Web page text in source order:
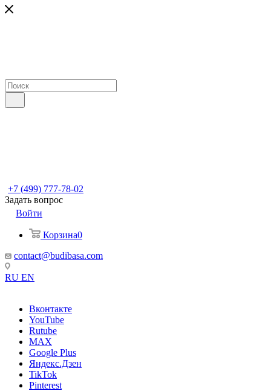
+7 (499) 777-78-02
Задать вопрос
Войти
Корзина0
contact@budibasa.com
RU EN
Вконтакте
YouTube
Rutube
MAX
Google Plus
Яндекс.Дзен
TikTok
Pinterest